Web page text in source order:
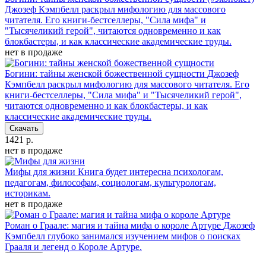
Джозеф Кэмпбелл раскрыл мифологию для массового
читателя. Его книги-бестселлеры, "Сила мифа" и
"Тысячеликий герой", читаются одновременно и как
блокбастеры, и как классические академические труды.
нет в продаже
Богини: тайны женской божественной сущности Джозеф
Кэмпбелл раскрыл мифологию для массового читателя. Его
книги-бестселлеры, "Сила мифа" и "Тысячеликий герой",
читаются одновременно и как блокбастеры, и как
классические академические труды.
Скачать
1421 р.
нет в продаже
Мифы для жизни Книга будет интересна психологам,
педагогам, философам, социологам, культурологам,
историкам.
нет в продаже
Роман о Граале: магия и тайна мифа о короле Артуре Джозеф
Кэмпбелл глубоко занимался изучением мифов о поисках
Грааля и легенд о Короле Артуре.